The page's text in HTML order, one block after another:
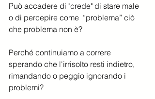
Può accadere di "crede" di stare male
o di percepire come  “problema” ciò
che problema non è?
Perché continuiamo a correre
sperando che l'irrisolto resti indietro,
rimandando o peggio ignorando i
problemi?